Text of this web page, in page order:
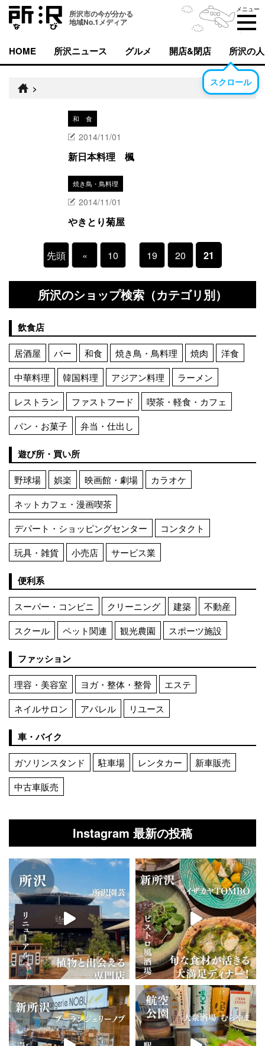
所沢市の今が分かる
地域No.1メディア
メニュー
HOME 所沢ニュース グルメ 開店&閉店 所沢の人
スクロール
>
和 食
2014/11/01
新日本料理 楓
焼き鳥・鳥料理
2014/11/01
やきとり菊屋
先頭 « 10 19 20 21
所沢のショップ検索（カテゴリ別）
飲食店
居酒屋 バー 和食 焼き鳥・鳥料理 焼肉
洋食
中華料理
韓国料理 アジアン料理
ラーメン
レストラン
ファストフード
喫茶・軽食・カフェ
パン・お菓子
弁当・仕出し
遊び所・買い所
野球場 娯楽 映画館・劇場
カラオケ
ネットカフェ・漫画喫茶
デパート・ショッピングセンター
コンタクト
玩具・雑貨
小売店 サービス業
便利系
スーパー・コンビニ クリーニング 建築
不動産
スクール
ペット関連 観光農園 スポーツ施設
ファッション
理容・美容室 ヨガ・整体・整骨
エステ
ネイルサロン
アパレル リユース
車・バイク
ガソリンスタンド 駐車場 レンタカー
新車販売
中古車販売
Instagram 最新の投稿